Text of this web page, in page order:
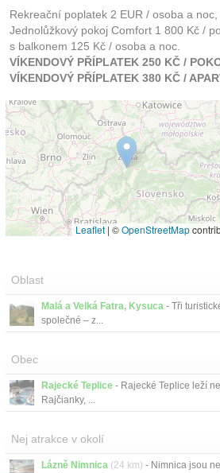
Rekreační poplatek 2 EUR / osoba a
Jednolůžkový pokoj Comfort 1 800 Kč /
s balkonem 125 Kč / osoba a noc.
VÍKENDOVÝ PŘÍPLATEK 250 KČ /
VÍKENDOVÝ PŘÍPLATEK 380 KČ /
Leaflet | ©OpenStreetMap
Oblast
Malá a Velká Fatra, Kysuca - Tři
společné – z...
Obec
Rajecké Teplice - Rajecké Teplice leží
Rajčianky, ...
Nej atrakce v okolí
Lázně Nimnica (24 km) - Nimnica jsou